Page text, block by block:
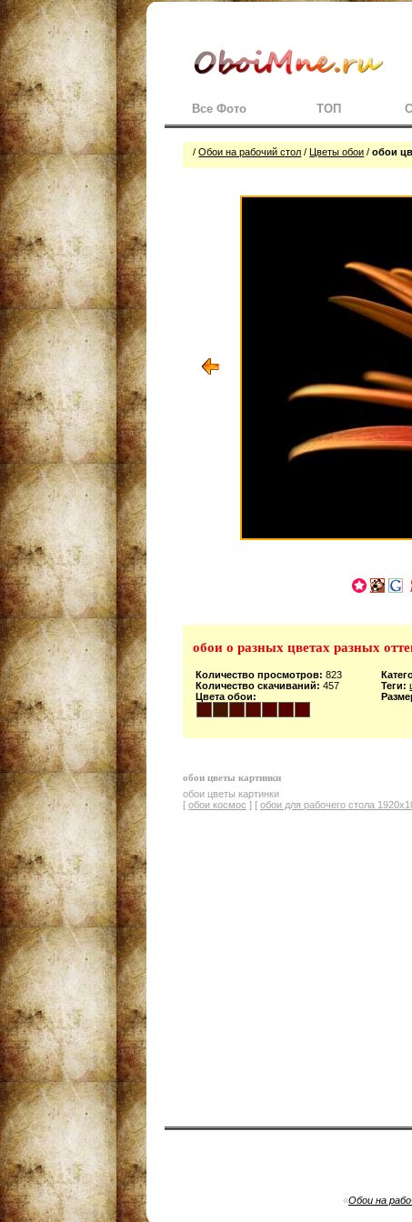
Все Фото ТОП
/Обои на рабочий стол / Цветы обои /обои
обои о разных цветах разных
Количество просмотров: 823
Количество скачиваний: 457
Цвета обои:
Теги:
обои цветы картинки
обои цветы картинки
[ обои космос ] [ обои для рабочего стола
«Обои на